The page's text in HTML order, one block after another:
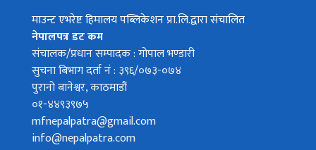
माउन्ट एभरेष्ट हिमालय पब्लिकेशन प्रा.लि.द्वारा संचालित
नेपालपत्र डट कम
संचालक/प्रधान सम्पादक : गोपाल भण्डारी
सुचना बिभाग दर्ता नं : ३९६/०७३-०७४
पुरानो बानेश्वर, काठमाडौं
०१-४४९३९७५
mfnepalpatra@gmail.com
info@nepalpatra.com